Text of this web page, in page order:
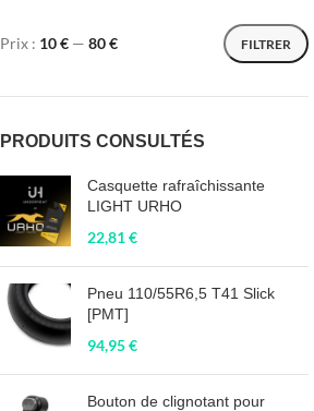
FILTRER
Prix : 10 € — 80 €
PRODUITS CONSULTÉS
Casquette rafraîchissante
LIGHT URHO
22,81€
Pneu 110/55R6,5 T41 Slick
[PMT]
94,95€
Bouton de clignotant pour